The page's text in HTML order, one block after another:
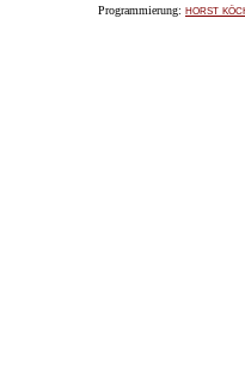
Programmierung: horst